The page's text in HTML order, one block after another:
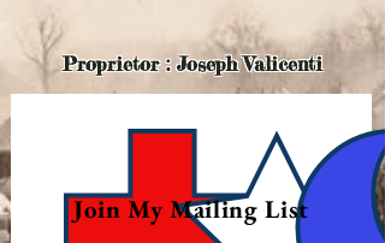
Proprietor : Joseph Valicenti
Join My Mailing List